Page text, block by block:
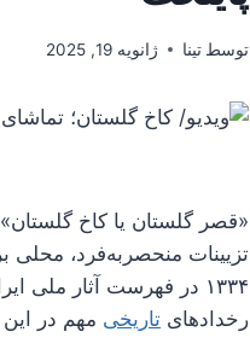
توسط تینا ژانویه 19, 2025
«قصر گلستان یا کاخ
تزیینات منحصربه‌فرد، محلی
رخدادهای تاریخی مهم در